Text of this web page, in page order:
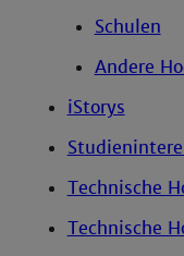
Schulen
Andere
iStorys
Technische
Technische